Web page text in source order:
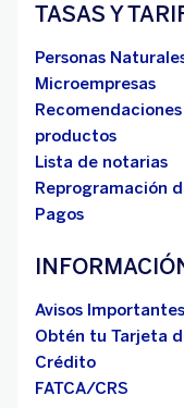
TASAS Y
Personas
Microempresas
productos
Lista de notarias
Reprogramación
Pagos
Avisos Importantes
Obtén tu Tarjeta
Crédito
FATCA/CRS